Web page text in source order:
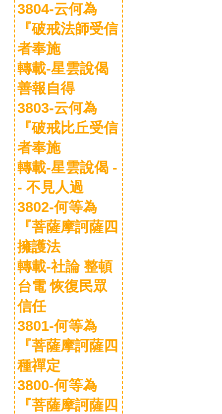
3804-云何為
『破戒法師受信
者奉施
轉載-星雲說偈
善報自得
3803-云何為
『破戒比丘受信
者奉施
轉載-星雲說偈 -
- 不見人過
3802-何等為
『菩薩摩訶薩四
擁護法
轉載-社論 整頓
台電 恢復民眾
信任
3801-何等為
『菩薩摩訶薩四
種禪定
3800-何等為
『菩薩摩訶薩四